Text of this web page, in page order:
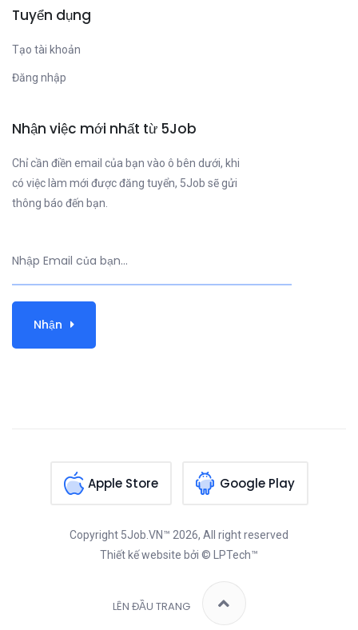
Tuyển dụng
Tạo tài khoản
Đăng nhập
Nhận việc mới nhất từ 5Job
Chỉ cần điền email của bạn vào ô bên dưới, khi
có việc làm mới được đăng tuyển, 5Job sẽ gửi
thông báo đến bạn.
Nhận
Apple Store Google Play
Copyright 5Job.VN™ 2026, All right reserved
Thiết kế website bởi © LPTech™
LÊN ĐẦU TRANG